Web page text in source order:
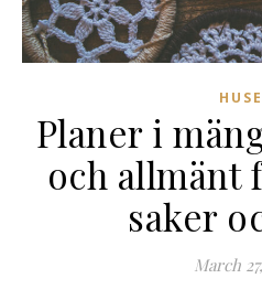
Planer i
och allmänt
saker
March